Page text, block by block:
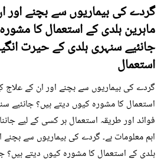
گردے کی بیماریوں سے بچنے اور
ماہرین ہلدی کے استعمال کا
جانئیے سنہری ہلدی کے حیرت
استعمال
گردے کی بیماریوں سے بچنے اور ان کے علاج
استعمال کا مشورہ کیوں دیتے ہیں؟ جانئیے
فوائد اور طریقہ استعمال ہر کسی کے لیے
اہم معلومات ہے۔ گردے کی بیماریوں سے بچنے
ہلدی کے استعمال کا مشورہ کیوں دیتے ہیں؟